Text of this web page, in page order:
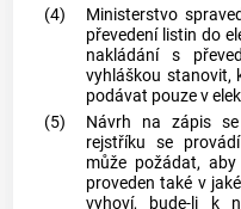
(4)
Ministerstvo
převedení listin do
nakládání s
vyhláškou stanovit,
podávat pouze v
(5)
Návrh na zápis
rejstříku se
může požádat,
proveden také v
vyhoví, bude-li k